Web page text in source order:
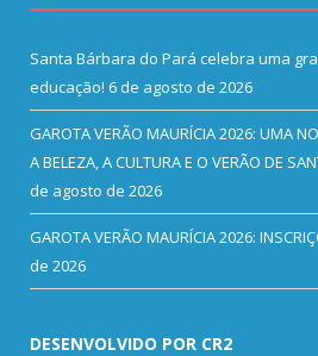
Santa Bárbara do Pará celebra uma
educação! 6 de agosto de 2026
GAROTA VERÃO MAURÍCIA 2026: UMA
A BELEZA, A CULTURA E O VERÃO DE
de agosto de 2026
GAROTA VERÃO MAURÍCIA 2026:
de 2026
DESENVOLVIDO POR CR2